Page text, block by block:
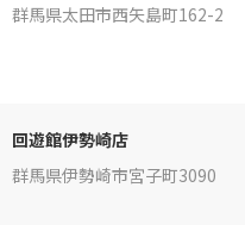
群馬県太田市西矢島町162-2
回遊館伊勢崎店
群馬県伊勢崎市宮子町3090